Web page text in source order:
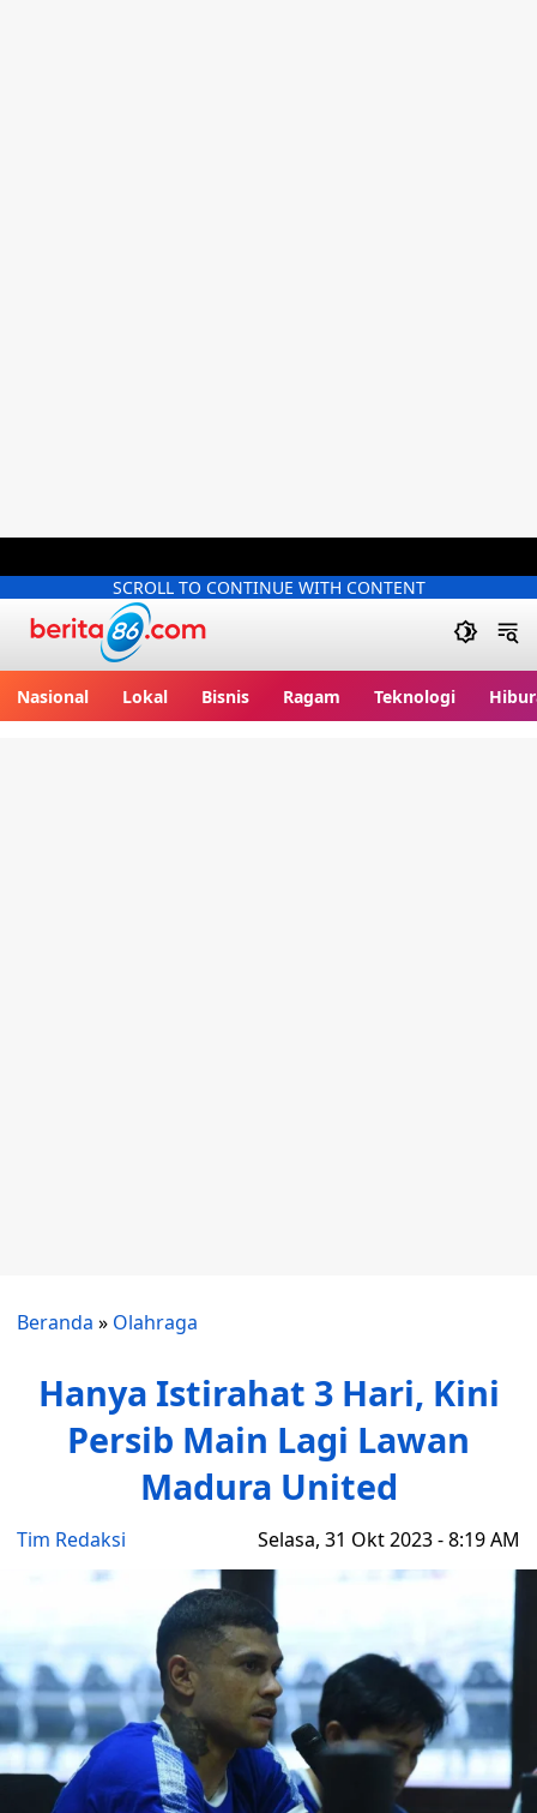
SCROLL TO CONTINUE WITH CONTENT
Nasional Lokal Bisnis Ragam Teknologi
Beranda » Olahraga
Hanya Istirahat 3 Hari, Kini
Persib Main Lagi Lawan
Madura United
Tim Redaksi Selasa, 31 Okt 2023 - 8:19 AM